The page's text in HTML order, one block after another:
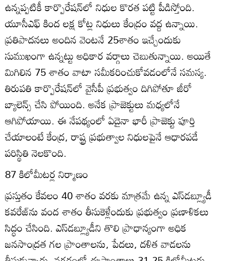
ఉన్నప్పటికీ కార్పొరేషన్‌లో నిధుల కొరత పట్టి పీడిస్తోంది.
యూసీఎఫ్‌ కింద లక్ష కోట్ల నిధులు కేంద్రం వద్ద ఉన్నాయి.
ప్రతిపాదనలు అందిన వెంటనే 25శాతం ఇచ్చేందుకు
సుముఖంగా ఉన్నట్టు అధికార వర్గాలు చెబుతున్నాయి. అయితే
మిగిలిన 75 శాతం వాటా సమీకరించుకోవడంలోనే సమస్య.
తిరుపతి కార్పొరేషన్‌లో వైసీపీ ప్రభుత్వం దిగిపోతూ జీరో
బ్యాలెన్స్‌ చేసి పోయింది. అనేక ప్రాజెక్టులు మధ్యలోనే
ఆగిపోయాయి. ఈ నేపథ్యంలో ఏదైనా భారీ ప్రాజెక్టు పూర్తి
చేయాలంటే కేంద్ర, రాష్ట్ర ప్రభుత్వాల నిధులపైనే ఆధారపడే
పరిస్థితి నెలకొంది.
87 కిలోమీటర్ల నిర్మాణం
ప్రస్తుతం కేవలం 40 శాతం వరకు మాత్రమే ఉన్న ఎస్‌డబ్ల్యూడీ
కవరేజ్‌ను వంద శాతం తీసుకెళ్లేందుకు ప్రభుత్వం ప్రణాళికలు
సిద్ధం చేసింది. ఎస్‌డబ్ల్యూడీని తొలి ప్రాధాన్యంగా అధిక
జనసాంద్రత గల ప్రాంతాలను, పేదలు, దళిత వాడలను